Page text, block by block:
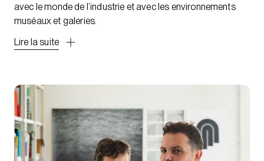
avec le monde de l’industrie et avec les environnements
muséaux et galeries.
Lire la suite